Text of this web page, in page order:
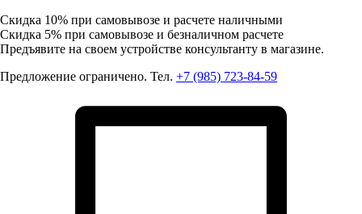
Скидка 10% при самовывозе и расчете наличными
Скидка 5% при самовывозе и безналичном расчете
Предъявите на своем устройстве консультанту в магазине.
Предложение ограничено. Тел. +7 (985) 723-84-59